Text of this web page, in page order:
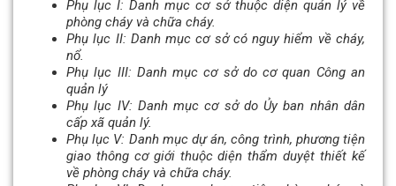
Phụ lục I: Danh mục cơ sở thuộc diện quản lý về
phòng cháy và chữa cháy.
Phụ lục II: Danh mục cơ sở có nguy hiểm về cháy,
nổ.
Phụ lục III: Danh mục cơ sở do cơ quan Công an
quản lý
Phụ lục IV: Danh mục cơ sở do Ủy ban nhân dân
cấp xã quản lý.
Phụ lục V: Danh mục dự án, công trình, phương tiện
giao thông cơ giới thuộc diện thẩm duyệt thiết kế
về phòng cháy và chữa cháy.